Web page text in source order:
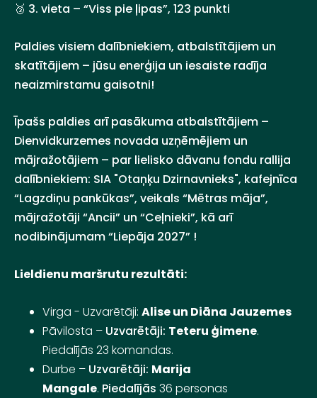
🥉 3. vieta – “Viss pie ļipas”, 123 punkti
Paldies visiem dalībniekiem, atbalstītājiem un
skatītājiem – jūsu enerģija un iesaiste radīja
neaizmirstamu gaisotni!
Īpašs paldies arī pasākuma atbalstītājiem –
Dienvidkurzemes novada uzņēmējiem un
mājražotājiem – par lielisko dāvanu fondu rallija
dalībniekiem: SIA "Otaņķu Dzirnavnieks", kafejnīca
“Lagzdiņu pankūkas”, veikals “Mētras māja”,
mājražotāji “Ancii” un “Ceļnieki”, kā arī
nodibinājumam “Liepāja 2027” !
Lieldienu maršrutu rezultāti:
Virga - Uzvarētāji: Alise un Diāna Jauzemes
Pāvilosta – Uzvarētāji: Teteru ģimene.
Piedalījās 23 komandas.
Durbe – Uzvarētāji: Marija
Mangale. Piedalījās 36 personas